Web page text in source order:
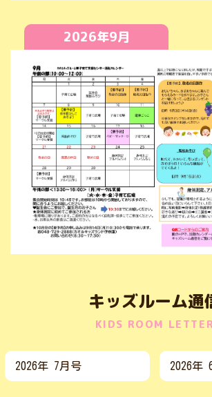
2026年9月
キッズルーム通
KIDS ROOM LETTER
2026年 7月号 2026年